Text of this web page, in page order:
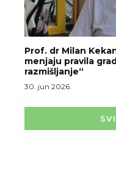
Prof. dr Milan
menjaju pravila
razmišljanje“
30. jun 2026.